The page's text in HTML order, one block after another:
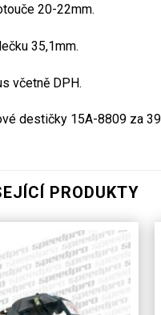
20-22mm.
35,1mm.
včetně DPH.
destičky 15A-8809 za
PRODUKTY